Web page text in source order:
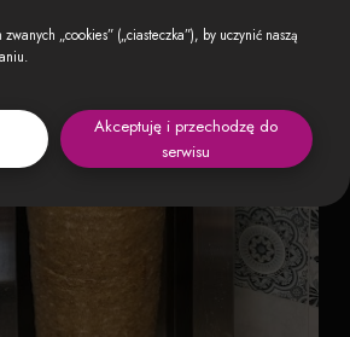
„cookies” („ciasteczka”), by uczynić naszą
Akceptuję i przechodzę do
serwisu